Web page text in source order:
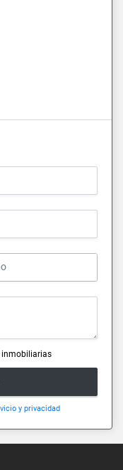
inmobiliarias
y privacidad